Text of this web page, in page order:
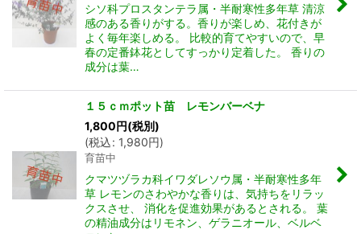
シソ科プロスタンテラ属・半耐寒性多年草 清涼
感のある香りがする。香りが楽しめ、花付きが
よく毎年楽しめる。 比較的育てやすいので、早
春の定番鉢花としてすっかり定着した。 香りの
成分は葉…
１５ｃｍポット苗 レモンバーベナ
1,800円(税別)
(税込: 1,980円)
育苗中
クマツヅラカ科イワダレソウ属・半耐寒性多年
草 レモンのさわやかな香りは、気持ちをリラッ
クスさせ、 消化を促進効果があるとされる。 葉
の精油成分はリモネン、ゲラニオール、ベルベ